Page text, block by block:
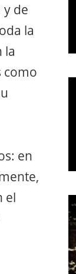
de
la
la
como
en
el